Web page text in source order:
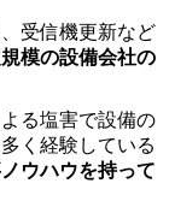
受信機更新など
模の設備会社の
る塩害で設備の
く経験している
ウハウを持って